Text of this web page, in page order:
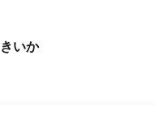
いか